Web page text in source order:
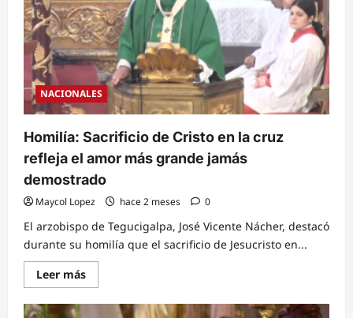
quienes
se
apropian
de
recursos
del
Estado
NACIONALES
Homilía: Sacrificio de Cristo en la cruz
refleja el amor más grande jamás
demostrado
Maycol Lopez hace 2 meses 0
El arzobispo de Tegucigalpa, José Vicente Nácher, destacó
durante su homilía que el sacrificio de Jesucristo en...
Leer másRead
more
Homilía: